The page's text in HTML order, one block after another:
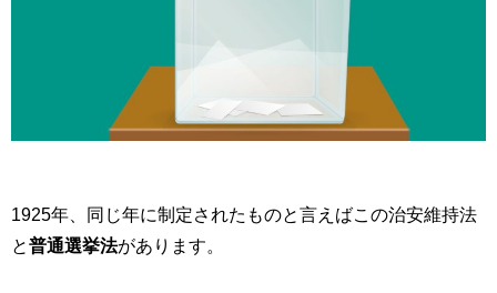
1925年、同じ年に制定されたものと言えばこの治安維持法
と普通選挙法があります。